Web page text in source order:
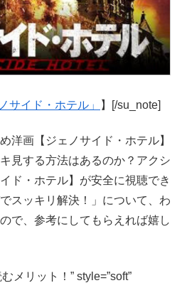
サイド・ホテル」 】[/su_note]
洋画【ジェノサイド・ホテル】
見する方法はあるのか？アクシ
ド・ホテル】が安全に視聴でき
スッキリ解決！」について、わ
で、参考にしてもらえれば嬉し
メリット！” style=”soft”